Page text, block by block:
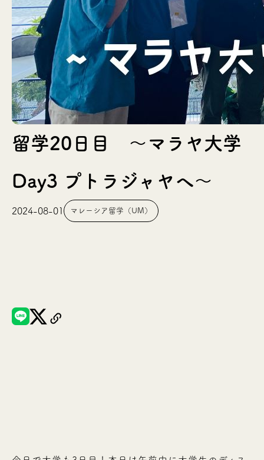
留学20日目 〜マラヤ大学
Day3 プトラジャヤへ〜
2024-08-01 マレーシア留学（UM）